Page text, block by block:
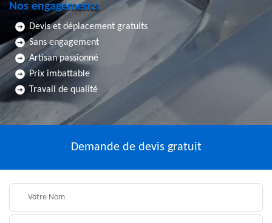
Nos engagements
Devis et déplacement gratuits
Sans engagement
Artisan passionné
Prix imbattable
Travail de qualité
Demande de devis gratuit